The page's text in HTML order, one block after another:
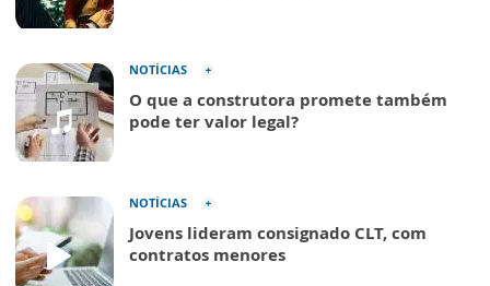
NOTÍCIAS
O que a construtora promete também
pode ter valor legal?
NOTÍCIAS
Jovens lideram consignado CLT, com
contratos menores